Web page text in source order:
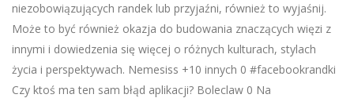
niezobowiązujących randek lub przyjaźni, również to wyjaśnij.
Może to być również okazja do budowania znaczących więzi z
innymi i dowiedzenia się więcej o różnych kulturach, stylach
życia i perspektywach. Nemesiss +10 innych 0 #facebookrandki
Czy ktoś ma ten sam błąd aplikacji? Boleclaw 0 Na